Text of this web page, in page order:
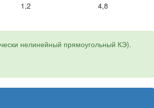
1,2 4,8
нелинейный прямоугольный КЭ).